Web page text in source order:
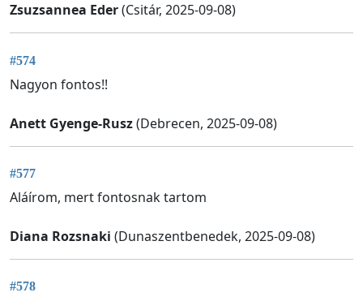
Zsuzsannea Eder(Csitár, 2025-09-08)
#574
Nagyon fontos!!
Anett Gyenge-Rusz(Debrecen, 2025-09-08)
#577
Aláírom, mert fontosnak tartom
Diana Rozsnaki (Dunaszentbenedek, 2025-09-08)
#578